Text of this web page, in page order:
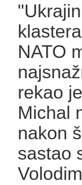
NATO
rekao
Michal
nakon
sastao